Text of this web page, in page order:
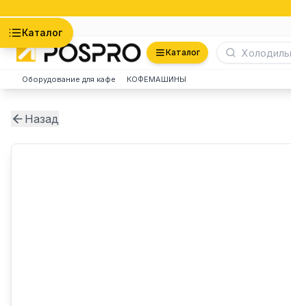
Каталог
Каталог
Оборудование для кафе КОФЕМАШИНЫ
Назад